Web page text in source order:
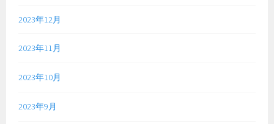
2023年12月
2023年11月
2023年10月
2023年9月